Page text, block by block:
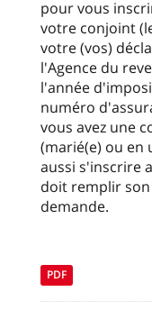
pour vous
votre conjoint
votre (vos)
l'Agence du
l'année
numéro
vous avez une
(marié(e) ou en
aussi s'inscrire
doit remplir
demande.
PDF